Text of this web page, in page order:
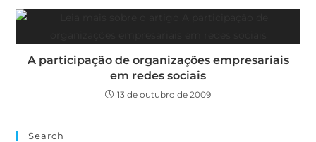
A participação de organizações empresariais
em redes sociais
13 de outubro de 2009
Search